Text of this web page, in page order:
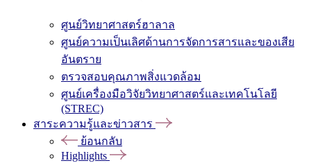
ศูนย์วิทยาศาสตร์ฮาลาล
ศูนย์ความเป็นเลิศด้านการจัดการสารและของเสีย
อันตราย
ตรวจสอบคุณภาพสิ่งแวดล้อม
ศูนย์เครื่องมือวิจัยวิทยาศาสตร์และเทคโนโลยี
(STREC)
สาระความรู้และข่าวสาร
ย้อนกลับ
Highlights